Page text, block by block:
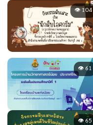
👁 104
👁 61
👁 65